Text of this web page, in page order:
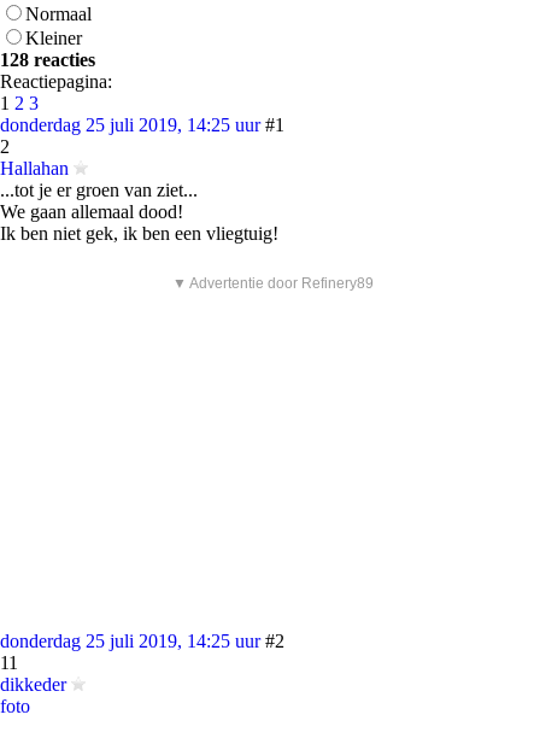
Normaal
Kleiner
128 reacties
Reactiepagina:
1 2 3
donderdag 25 juli 2019, 14:25 uur #1
2
Hallahan
...tot je er groen van ziet...
We gaan allemaal dood!
Ik ben niet gek, ik ben een vliegtuig!
▼ Advertentie door Refinery89
donderdag 25 juli 2019, 14:25 uur #2
11
dikkeder
foto